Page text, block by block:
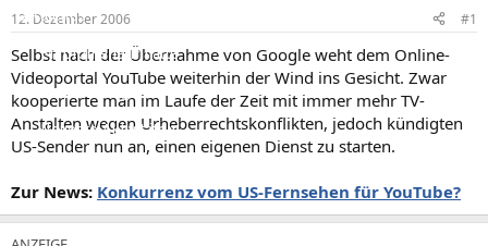
Aktuelles
Empfohlene Inhalte
Neue Beiträge
Neueste Aktivitäten
e
r
a
m
12. Dezember 2006 #1
Selbst nach der Übernahme von Google weht dem Online-
Videoportal YouTube weiterhin der Wind ins Gesicht. Zwar
kooperierte man im Laufe der Zeit mit immer mehr TV-
Anstalten wegen Urheberrechtskonflikten, jedoch kündigten
US-Sender nun an, einen eigenen Dienst zu starten.
Zur News: Konkurrenz vom US-Fernsehen für YouTube?